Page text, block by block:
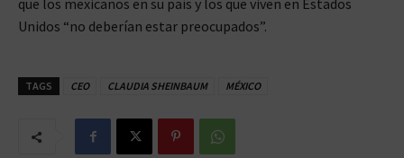
que los mexicanos en su país y los que viven en Estados
Unidos “no deberían estar preocupados”.
TAGS CEO CLAUDIA SHEINBAUM MÉXICO